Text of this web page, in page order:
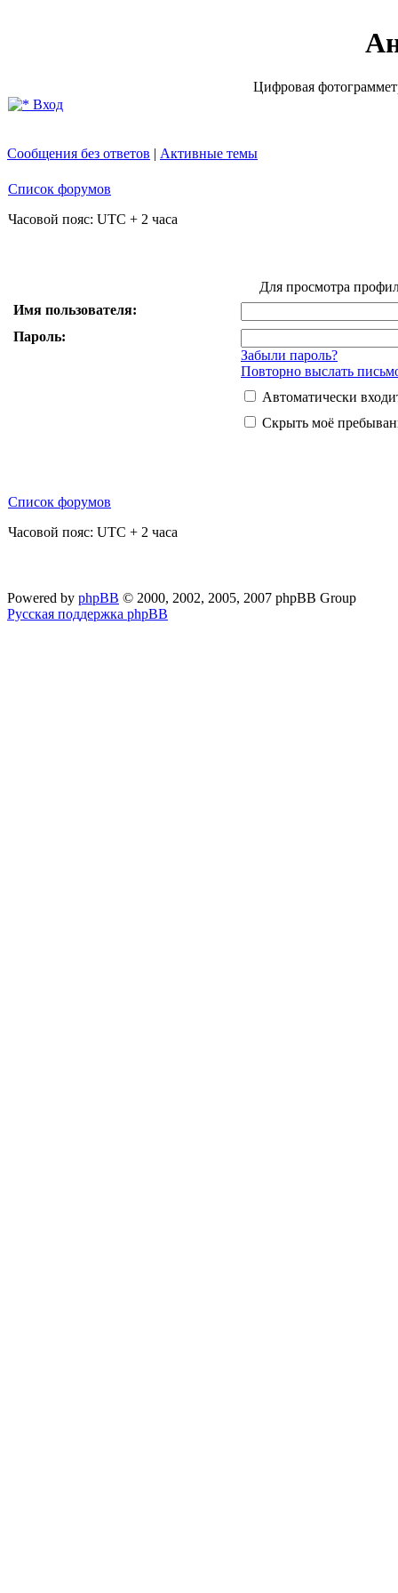
Цифровая
Вход
Сообщения без ответов | Активные темы
Список форумов
Часовой пояс: UTC + 2 часа
Для просмотра
Имя пользователя:
Пароль:
Забыли пароль?
Повторно выслать
Автоматически
Скрыть моё
Список форумов
Часовой пояс: UTC + 2 часа
Powered by phpBB © 2000, 2002, 2005, 2007 phpBB Group
Русская поддержка phpBB